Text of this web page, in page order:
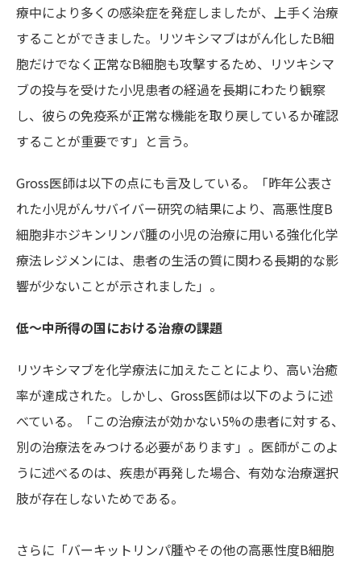
療中により多くの感染症を発症しましたが、上手く治療
することができました。リツキシマブはがん化したB細
胞だけでなく正常なB細胞も攻撃するため、リツキシマ
ブの投与を受けた小児患者の経過を長期にわたり観察
し、彼らの免疫系が正常な機能を取り戻しているか確認
することが重要です」と言う。
Gross医師は以下の点にも言及している。「昨年公表さ
れた小児がんサバイバー研究の結果により、高悪性度B
細胞非ホジキンリンパ腫の小児の治療に用いる強化化学
療法レジメンには、患者の生活の質に関わる長期的な影
響が少ないことが示されました」。
低～中所得の国における治療の課題
リツキシマブを化学療法に加えたことにより、高い治癒
率が達成された。しかし、Gross医師は以下のように述
べている。「この治療法が効かない5%の患者に対する、
別の治療法をみつける必要があります」。医師がこのよ
うに述べるのは、疾患が再発した場合、有効な治療選択
肢が存在しないためである。
さらに「バーキットリンパ腫やその他の高悪性度B細胞